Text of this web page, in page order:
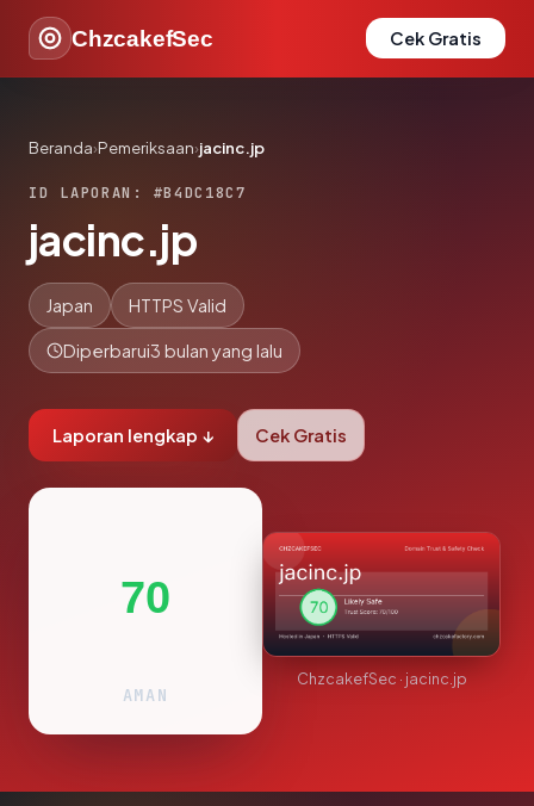
ChzcakefSec Cek Gratis
Beranda›Pemeriksaan›jacinc.jp
ID LAPORAN: #B4DC18C7
jacinc.jp
Japan HTTPS Valid
Diperbarui3 bulan yang lalu
Laporan lengkap ↓ Cek Gratis
70
AMAN
ChzcakefSec · jacinc.jp